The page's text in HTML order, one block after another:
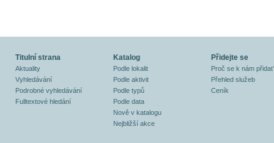
Titulní strana
Aktuality
Vyhledávání
Podrobné vyhledávání
Fulltextové hledání
Katalog
Podle lokalit
Podle aktivit
Podle typů
Podle data
Nově v katalogu
Nejbližší akce
Přidejte se
Proč se k nám
Přehled služeb
Ceník